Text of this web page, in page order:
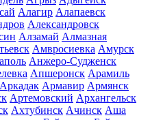
Алагир Алапаевск
Александровск
Алзамай Алмазная
Амвросиевка Амурск
Анжеро-Судженск
Апшеронск Арамиль
Аркадак Армавир Армянск
Артемовский Архангельск
Ахтубинск Ачинск Аша